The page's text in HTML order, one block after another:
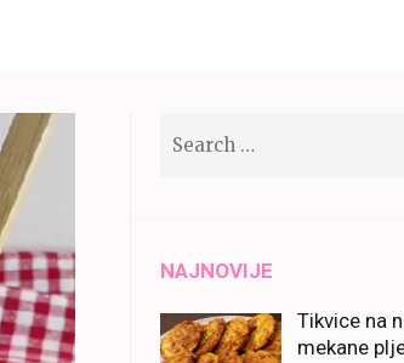
NAJNOVIJE
Tikvice na
mekane